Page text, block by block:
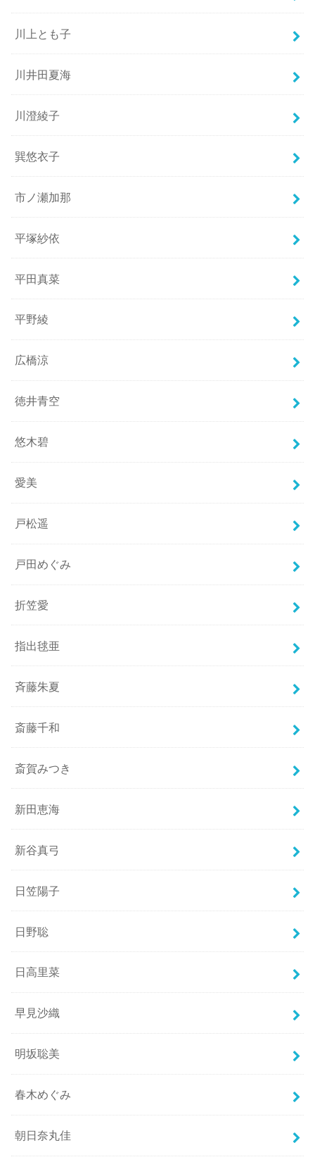
川上とも子
川井田夏海
川澄綾子
巽悠衣子
市ノ瀬加那
平塚紗依
平田真菜
平野綾
広橋涼
徳井青空
悠木碧
愛美
戸松遥
戸田めぐみ
折笠愛
指出毬亜
斉藤朱夏
斎藤千和
斎賀みつき
新田恵海
新谷真弓
日笠陽子
日野聡
日高里菜
早見沙織
明坂聡美
春木めぐみ
朝日奈丸佳